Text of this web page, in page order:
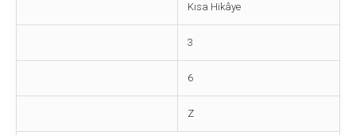
Kısa Hikâye
3
6
Z